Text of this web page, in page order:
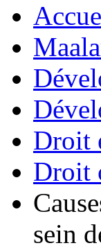
Droit
Droit
sein